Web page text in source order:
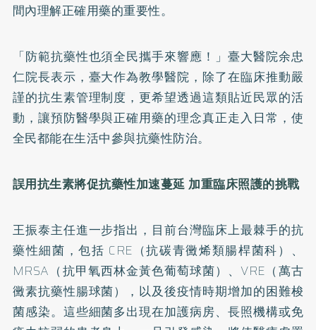
間內理解正確用藥的重要性。
「防範抗藥性也須全民攜手來響應！」臺大醫院余忠
仁院長表示，臺大作為教學醫院，除了在臨床推動嚴
謹的抗生素管理制度，更希望透過這類貼近民眾的活
動，讓預防醫學與正確用藥的理念真正走入日常，使
全民都能在生活中參與抗藥性防治。
誤用抗生素將促抗藥性加速蔓延 加重臨床照護的挑戰
王振泰主任進一步指出，目前台灣臨床上最棘手的抗
藥性細菌，包括 CRE（抗碳青黴烯類腸桿菌科）、
MRSA（抗甲氧西林金黃色葡萄球菌）、VRE（萬古
黴素抗藥性腸球菌），以及後疫情時期增加的困難梭
菌感染。這些細菌多出現在加護病房、長照機構或免